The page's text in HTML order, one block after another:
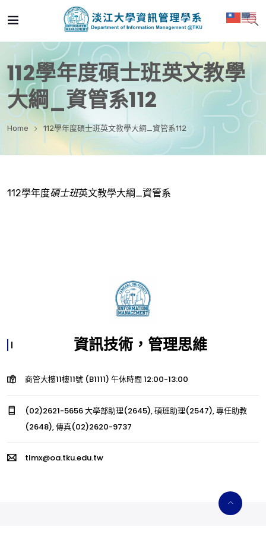
112學年度碩士班英文教學
大綱_資管系112
Home 112學年度碩士班英文教學大綱_資管系112
112學年度碩士班英文教學大綱_資管系
資訊技術，管理思維
商管大樓11樓11號 (B1111) 午休時間 12:00-13:00
(02)2621-5656 大學部助理(2645), 碩班助理(2547), 專任助教
(2648), 傳真(02)2620-9737
tlmx@oa.tku.edu.tw